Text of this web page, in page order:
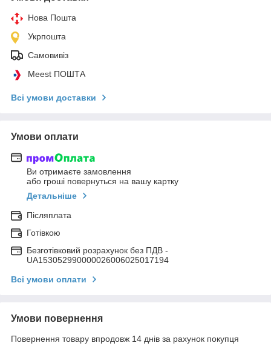
Нова Пошта
Укрпошта
Самовивіз
Meest ПОШТА
Всі умови доставки
Умови оплати
Ви отримаєте замовлення
або гроші повернуться на вашу картку
Детальніше
Післяплата
Готівкою
Безготівковий розрахунок без ПДВ -
UA153052990000026006025017194
Всі умови оплати
Умови повернення
Повернення товару впродовж 14 днів за рахунок покупця